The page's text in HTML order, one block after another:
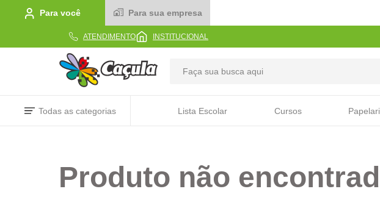
Para você Para sua empresa
ATENDIMENTO INSTITUCIONAL
Todas as categorias Lista Escolar Cursos
Produto não
TERMOS MAIS BUSCADOS
3 caneta